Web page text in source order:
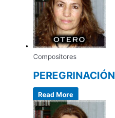
Compositores
PEREGRINACIÓN
Read More